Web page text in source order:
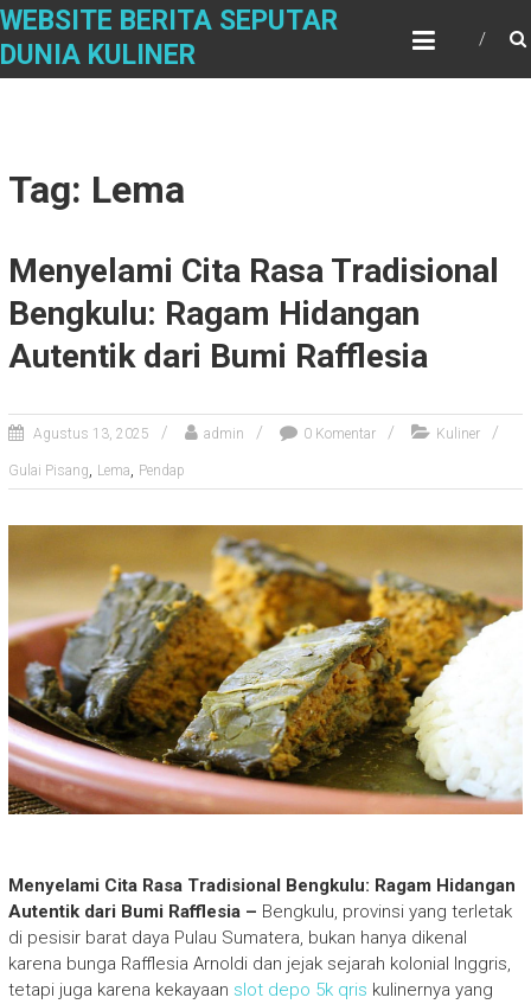
S
i
WEBSITE BERITA SEPUTAR
DUNIA KULINER
Tag: Lema
Menyelami Cita Rasa Tradisional
Bengkulu: Ragam Hidangan
Autentik dari Bumi Rafflesia
Agustus 13, 2025 admin 0 Komentar Kuliner
Gulai Pisang, Lema, Pendap
Menyelami Cita Rasa Tradisional Bengkulu: Ragam Hidangan
Autentik dari Bumi Rafflesia – Bengkulu, provinsi yang terletak
di pesisir barat daya Pulau Sumatera, bukan hanya dikenal
karena bunga Rafflesia Arnoldi dan jejak sejarah kolonial Inggris,
tetapi juga karena kekayaan slot depo 5k qris kulinernya yang